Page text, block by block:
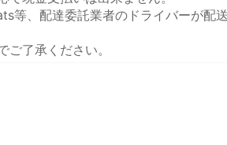
等、配達委託業者のドライバーが配
ご了承ください。